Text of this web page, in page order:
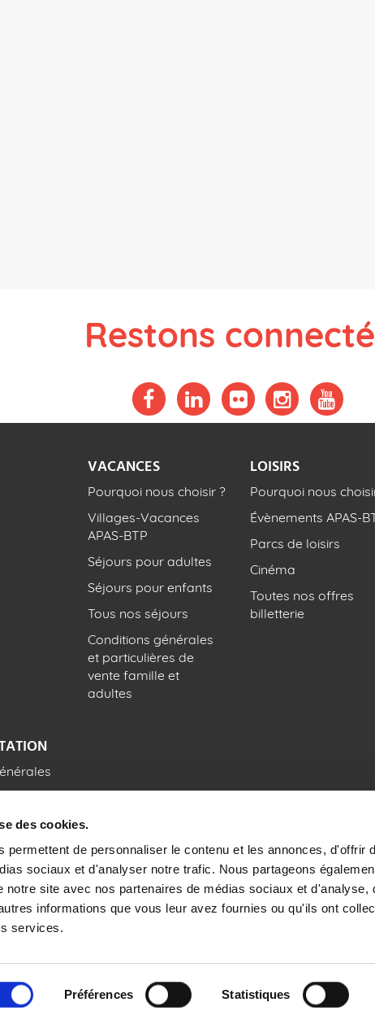
des cookies.
permettent de personnaliser le contenu et les annonces, d'offrir
sociaux et d'analyser notre trafic. Nous partageons
notre site avec nos partenaires de médias sociaux et d'analyse,
informations que vous leur avez fournies ou qu'ils ont
services.
Préférences Statistiques
Restons
VACANCES
Pourquoi nous choisir ?
Villages-Vacances
APAS-BTP
Séjours pour adultes
Séjours pour enfants
Tous nos séjours
Conditions générales
et particulières de
vente famille et
adultes
LOISIRS
Pourquoi nous
Évènements APAS-
Parcs de loisirs
Cinéma
Toutes nos offres
billetterie
aux
Immatriculation Tourisme Atout France IM075110023 | N° SIRET :